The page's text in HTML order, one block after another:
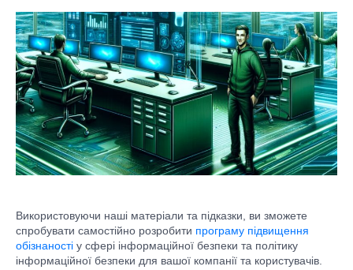
Використовуючи наші матеріали та підказки, ви зможете
спробувати самостійно розробити програму підвищення
обізнаності у сфері інформаційної безпеки та політику
інформаційної безпеки для вашої компанії та користувачів.